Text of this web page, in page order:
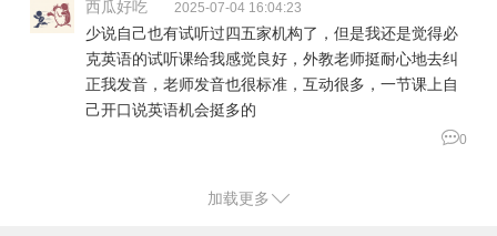
西瓜好吃 2025-07-04 16:04:23
少说自己也有试听过四五家机构了，但是我还是觉得必
克英语的试听课给我感觉良好，外教老师挺耐心地去纠
正我发音，老师发音也很标准，互动很多，一节课上自
己开口说英语机会挺多的
0
加载更多 